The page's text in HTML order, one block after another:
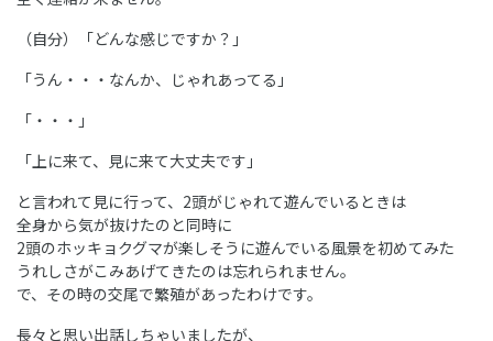
（自分）「どんな感じですか？」
「うん・・・なんか、じゃれあってる」
「・・・」
「上に来て、見に来て大丈夫です」
と言われて見に行って、2頭がじゃれて遊んでいるときは
全身から気が抜けたのと同時に
2頭のホッキョクグマが楽しそうに遊んでいる風景を初めてみた
うれしさがこみあげてきたのは忘れられません。
で、その時の交尾で繁殖があったわけです。
長々と思い出話しちゃいましたが、